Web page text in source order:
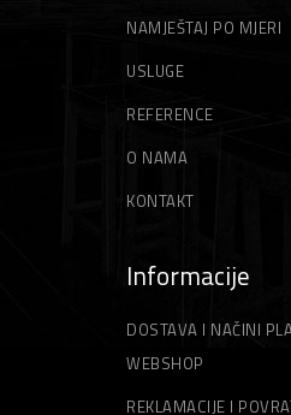
NAMJEŠTAJ PO MJERI
USLUGE
REFERENCE
O NAMA
KONTAKT
Informacije
DOSTAVA I NAČINI
WEBSHOP
REKLAMACIJE I